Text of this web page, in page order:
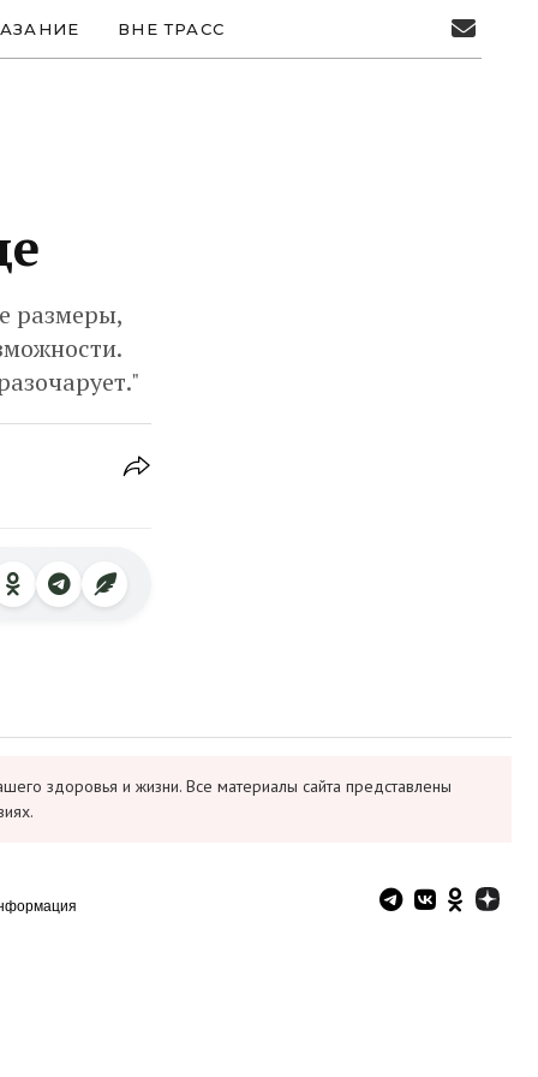
ВНЕ ТРАСС
размеры,
здоровья и жизни. Все материалы сайта представлены